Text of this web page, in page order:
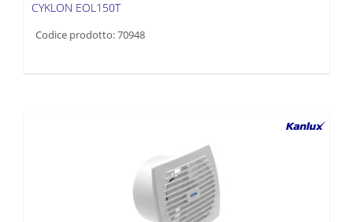
CYKLON EOL150T
Codice prodotto: 70948